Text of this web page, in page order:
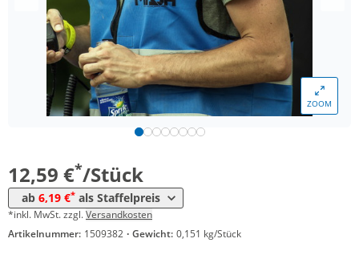
ZOOM
12,59 €*/Stück
ab 6,19 €* als Staffelpreis
ab 100 Stück 7,59 €
ab 200 Stück 7,49 €
ab 300 Stück 6,89 €*
*inkl. MwSt. zzgl.Versandkosten
Artikelnummer: 1509382 · Gewicht: 0,151 kg/Stück